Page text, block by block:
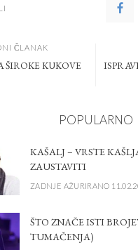
ČLANAK
ŠIROKE KUKOVE
POPULARNO
KAŠALJ – VRSTE
ZAUSTAVITI
ZADNJE AŽURIRANO
ŠTO ZNAČE ISTI
TUMAČENJA)